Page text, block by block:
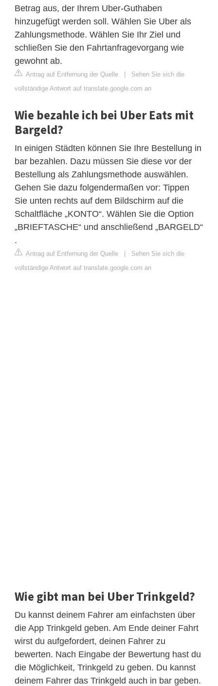
Betrag aus, der Ihrem Uber-Guthaben
hinzugefügt werden soll. Wählen Sie Uber als
Zahlungsmethode. Wählen Sie Ihr Ziel und
schließen Sie den Fahrtanfragevorgang wie
gewohnt ab.
Antrag auf Entfernung der Quelle | Sehen Sie sich die
vollständige Antwort auf translate.google.com an
Wie bezahle ich bei Uber Eats mit
Bargeld?
In einigen Städten können Sie Ihre Bestellung in
bar bezahlen. Dazu müssen Sie diese vor der
Bestellung als Zahlungsmethode auswählen.
Gehen Sie dazu folgendermaßen vor: Tippen
Sie unten rechts auf dem Bildschirm auf die
Schaltfläche „KONTO“. Wählen Sie die Option
„BRIEFTASCHE“ und anschließend „BARGELD“
.
Antrag auf Entfernung der Quelle | Sehen Sie sich die
vollständige Antwort auf translate.google.com an
Wie gibt man bei Uber Trinkgeld?
Du kannst deinem Fahrer am einfachsten über
die App Trinkgeld geben. Am Ende deiner Fahrt
wirst du aufgefordert, deinen Fahrer zu
bewerten. Nach Eingabe der Bewertung hast du
die Möglichkeit, Trinkgeld zu geben. Du kannst
deinem Fahrer das Trinkgeld auch in bar geben.